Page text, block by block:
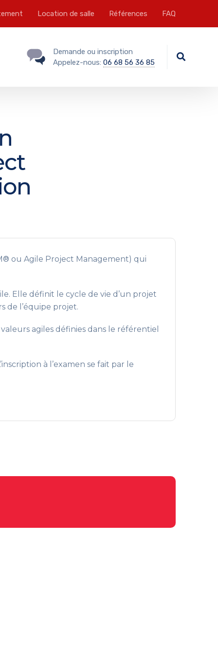
Location de salle Références FAQ
Demande ou inscription
Appelez-nous: 06 68 56 36 85
ou Agile Project Management) qui
Elle définit le cycle de vie d’un projet
de l’équipe projet.
agiles définies dans le référentiel
à l’examen se fait par le